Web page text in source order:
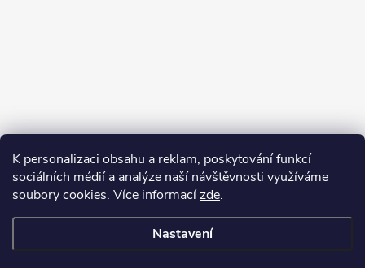
K personalizaci obsahu a reklam, poskytování funkcí
sociálních médií a analýze naší návštěvnosti využíváme
soubory cookies. Více informacízde.
Nastavení